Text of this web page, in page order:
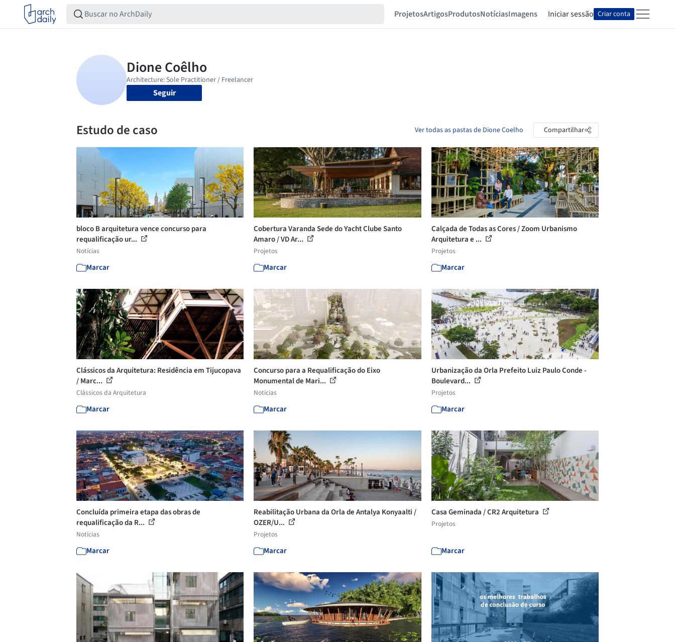
ProjetosArtigosProdutosNotíciasImagens Iniciar sessão Criar conta
Seguir
Estudo de caso Ver todas as pastas de Dione Coelho Compartilhar
bloco B arquitetura vence concurso para
requalificação ur...
Notícias
Marcar
Cobertura Varanda Sede do Yacht Clube Santo
Amaro / VD Ar...
Projetos
Marcar
Calçada de Todas as Cores / Zoom Urbanismo
Arquitetura e ...
Projetos
Marcar
Clássicos da Arquitetura: Residência em Tijucopava
/ Marc...
Clássicos da Arquitetura
Marcar
Concurso para a Requalificação do Eixo
Monumental de Mari...
Notícias
Marcar
Urbanização da Orla Prefeito Luiz Paulo Conde -
Boulevard...
Projetos
Marcar
Concluída primeira etapa das obras de
requalificação da R...
Notícias
Marcar
Reabilitação Urbana da Orla de Antalya Konyaalti /
OZER/U...
Projetos
Marcar
Casa Geminada / CR2 Arquitetura
Projetos
Marcar